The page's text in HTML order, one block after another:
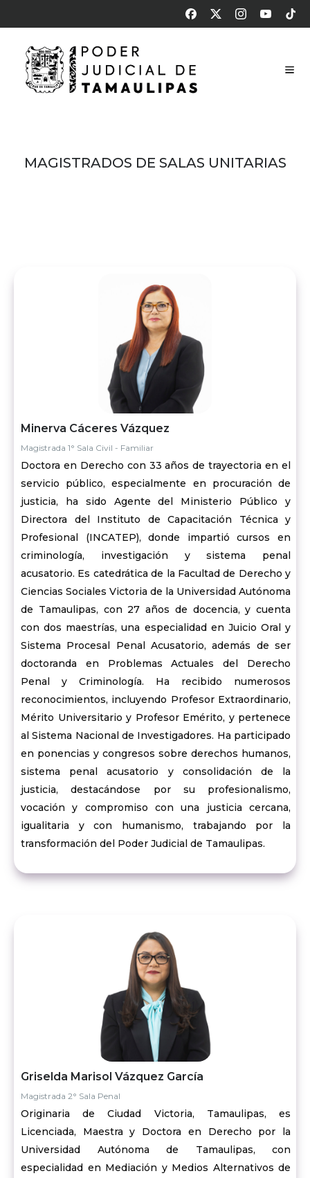
MAGISTRADOS DE SALAS UNITARIAS
Minerva Cáceres Vázquez
Magistrada 1° Sala Civil - Familiar
Doctora en Derecho con 33 años de trayectoria en el
servicio público, especialmente en procuración de
justicia, ha sido Agente del Ministerio Público y
Directora del Instituto de Capacitación Técnica y
Profesional (INCATEP), donde impartió cursos en
criminología, investigación y sistema penal
acusatorio. Es catedrática de la Facultad de Derecho y
Ciencias Sociales Victoria de la Universidad Autónoma
de Tamaulipas, con 27 años de docencia, y cuenta
con dos maestrías, una especialidad en Juicio Oral y
Sistema Procesal Penal Acusatorio, además de ser
doctoranda en Problemas Actuales del Derecho
Penal y Criminología. Ha recibido numerosos
reconocimientos, incluyendo Profesor Extraordinario,
Mérito Universitario y Profesor Emérito, y pertenece
al Sistema Nacional de Investigadores. Ha participado
en ponencias y congresos sobre derechos humanos,
sistema penal acusatorio y consolidación de la
justicia, destacándose por su profesionalismo,
vocación y compromiso con una justicia cercana,
igualitaria y con humanismo, trabajando por la
transformación del Poder Judicial de Tamaulipas.
Griselda Marisol Vázquez García
Magistrada 2° Sala Penal
Originaria de Ciudad Victoria, Tamaulipas, es
Licenciada, Maestra y Doctora en Derecho por la
Universidad Autónoma de Tamaulipas, con
especialidad en Mediación y Medios Alternativos de